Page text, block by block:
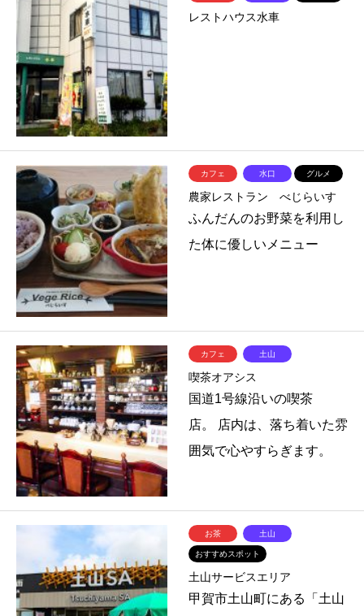
レストハウス水車
カフェ 水口 グルメ
農家レストラン べじらいす
ふんだんのお野菜を利用し
た体に優しいメニュー
カフェ 土山
喫茶オアシス
国道1号線沿いの喫茶
店。 店内は、落ち着いた雰
囲気で心やすらぎます。
お茶 土山
おすすめスポット
土山サービスエリア
甲賀市土山町にある「土山